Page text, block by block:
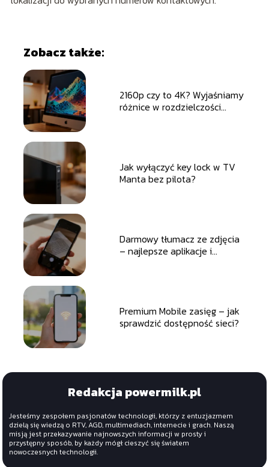
Zobacz także:
2160p czy to 4K? Wyjaśniamy
różnice w rozdzielczości
Jak wyłączyć key lock w TV
Manta bez pilota?
Darmowy tłumacz ze zdjęcia
– najlepsze aplikacje i
Premium Mobile zasięg – jak
sprawdzić dostępność sieci?
Redakcja powermilk.pl
Jesteśmy zespołem pasjonatów technologii, którzy z entuzjazmem
dzielą się wiedzą o RTV, AGD, multimediach, internecie i grach. Naszą
misją jest przekazywanie najnowszych informacji w prosty i
przystępny sposób, by każdy mógł cieszyć się światem
nowoczesnych technologii.